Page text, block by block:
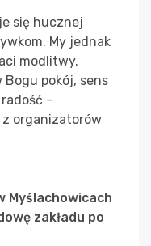
się hucznej
My jednak
modlitwy.
Bogu pokój, sens
–
z organizatorów
Myślachowicach
zakładu po